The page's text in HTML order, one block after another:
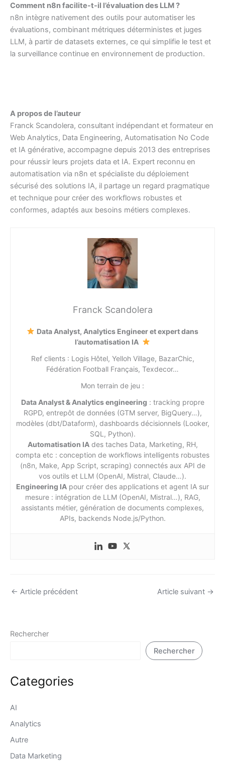
Comment n8n facilite-t-il l’évaluation des LLM ?
n8n intègre nativement des outils pour automatiser les
évaluations, combinant métriques déterministes et juges
LLM, à partir de datasets externes, ce qui simplifie le test et
la surveillance continue en environnement de production.
A propos de l’auteur
Franck Scandolera, consultant indépendant et formateur en
Web Analytics, Data Engineering, Automatisation No Code
et IA générative, accompagne depuis 2013 des entreprises
pour réussir leurs projets data et IA. Expert reconnu en
automatisation via n8n et spécialiste du déploiement
sécurisé des solutions IA, il partage un regard pragmatique
et technique pour créer des workflows robustes et
conformes, adaptés aux besoins métiers complexes.
Franck Scandolera
Data Analyst, Analytics Engineer et expert dans
l’automatisation IA
Ref clients : Logis Hôtel, Yelloh Village, BazarChic,
Fédération Football Français, Texdecor…
Mon terrain de jeu :
Data Analyst & Analytics engineering : tracking propre
RGPD, entrepôt de données (GTM server, BigQuery…),
modèles (dbt/Dataform), dashboards décisionnels (Looker,
SQL, Python).
Automatisation IAdes taches Data, Marketing, RH,
compta etc : conception de workflows intelligents robustes
(n8n, Make, App Script, scraping) connectés aux API de
vos outils et LLM (OpenAI, Mistral, Claude…).
Engineering IA pour créer des applications et agent IA sur
mesure : intégration de LLM (OpenAI, Mistral…), RAG,
assistants métier, génération de documents complexes,
APIs, backends Node.js/Python.
← Article précédent Article suivant →
Rechercher
Rechercher
Categories
AI
Analytics
Autre
Data Marketing